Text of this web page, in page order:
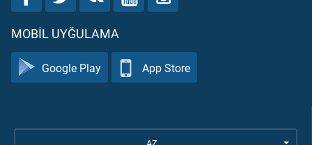
MOBIL UYĞULAMA
Google Play App Store